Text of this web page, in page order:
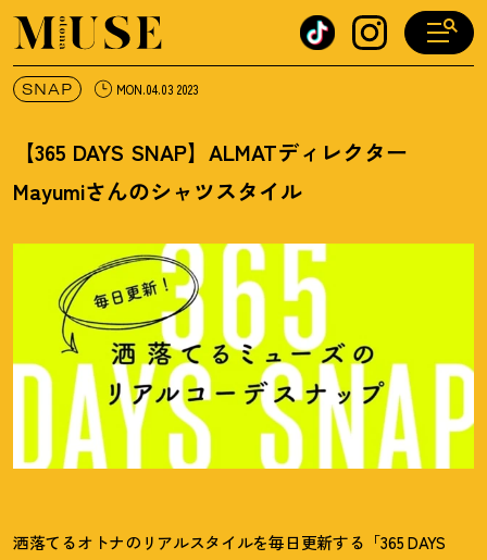
オトナミューズ ウェブ
SNAP MON.04.03 2023
【365 DAYS SNAP】ALMATディレクター
Mayumiさんのシャツスタイル
洒落てるオトナのリアルスタイルを毎日更新する「365 DAYS